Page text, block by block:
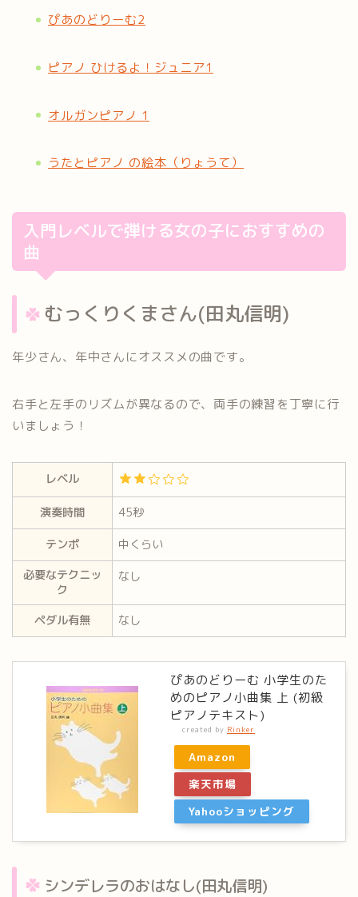
ぴあのどりーむ2
ピアノ ひけるよ！ジュニア1
オルガンピアノ 1
うたとピアノ の絵本（りょうて）
入門レベルで弾ける女の子におすすめの
曲
むっくりくまさん(田丸信明)
年少さん、年中さんにオススメの曲です。
右手と左手のリズムが異なるので、両手の練習を丁寧に行
いまし ょう！
レベル
演奏時間
45秒
テンポ
中くらい
必要なテクニッ
ク
なし
ペダル有無 なし
ぴあのどりーむ 小学生のた
めのピアノ小曲集 上 (初級
ピアノテキスト)
created by Rinker
Amazon
楽天市場
Yahooショッピング
シンデレラのおはなし(田丸信明)